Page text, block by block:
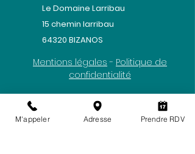
Le Domaine Larribau
​15 chemin larribau
64320 BIZANOS
Mentions légales - Politique de
confidentialité
M'appeler Adresse Prendre RDV